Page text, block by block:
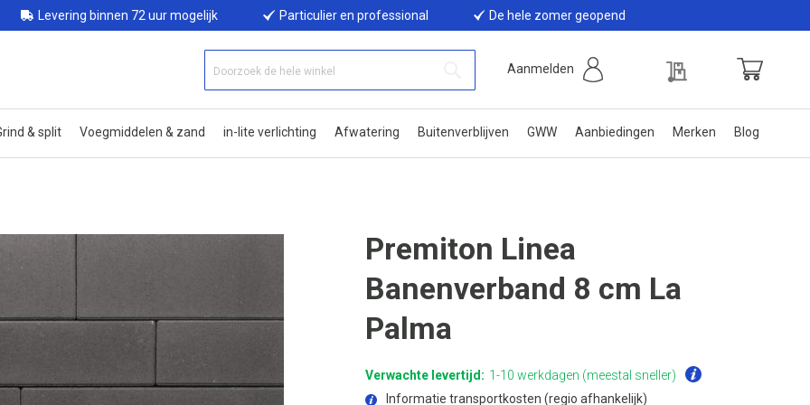
Levering binnen 72 uur mogelijk Particulier en professional De hele zomer geopend
Aanmelden
& split Voegmiddelen & zand in-lite verlichting Afwatering Buitenverblijven GWW Aanbiedingen Merken Blog
Premiton Linea
Banenverband 8 cm La
Palma
Verwachte levertijd: 1-10 werkdagen (meestal sneller)
Informatie transportkosten (regio afhankelijk)